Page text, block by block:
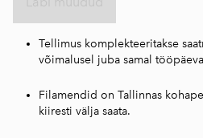
Tellimus komplekteeritakse
võimalusel juba samal
Filamendid on Tallinnas
kiiresti välja saata.